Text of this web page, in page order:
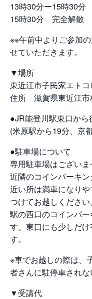
13時30分ー15時30
15時30分 完全解散
※※午前中よりご参加
せていただきます。
▼場所
東近江市子民家エトコ
住所 滋賀県東近江市
●JR能登川駅東口から
(米原駅から19分、京
●駐車場について
専用駐車場はございま
近隣のコインパーキン
近い所は満車になり
つけてお越しください。
駅の西口のコインパ
す。東口にも少しだ
す。
※車でお越しの際は、
者さんに駐停車されな
▼受講代